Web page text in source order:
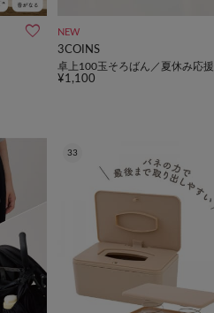
NEW
3COINS
卓上100玉そろばん／夏休み応援
¥1,100
33